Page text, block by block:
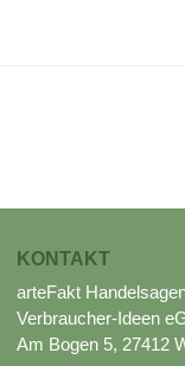
KONTAKT
arteFakt
Verbraucher-Ideen
Am Bogen 5, 27412